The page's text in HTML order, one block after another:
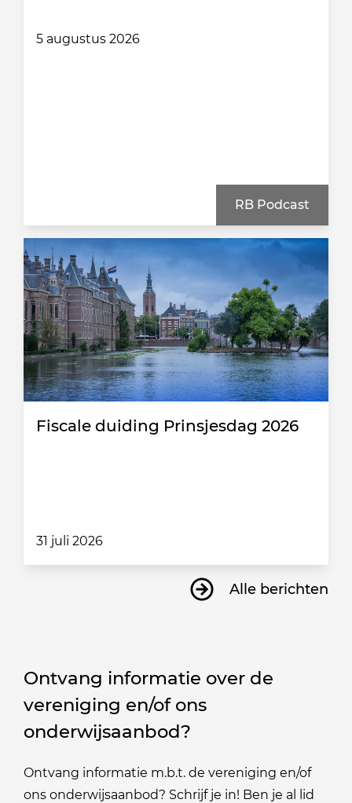
5 augustus 2026
RB Podcast
Fiscale duiding Prinsjesdag 2026
31 juli 2026
Alle berichten
Ontvang informatie over de
vereniging en/of ons
onderwijsaanbod?
Ontvang informatie m.b.t. de vereniging en/of
ons onderwijsaanbod? Schrijf je in! Ben je al lid